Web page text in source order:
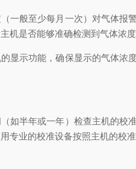
一般至少每月一次）对气体报
机是否能够准确检测到气体浓
显示功能，确保显示的气体浓
如半年或一年）检查主机的校
专业的校准设备按照主机的校